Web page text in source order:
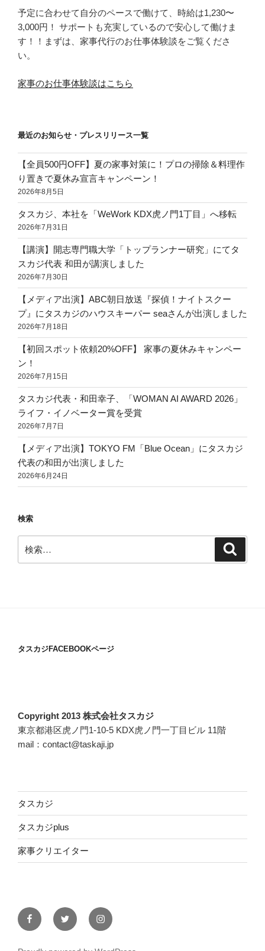
予定に合わせて自分のペースで働けて、時給は1,230〜
3,000円！ サポートも充実しているので安心して働けま
す！！まずは、家事代行のお仕事体験談をご覧くださ
い。
家事のお仕事体験談はこちら
最近のお知らせ・プレスリリース一覧
【全員500円OFF】夏の家事対策に！プロの掃除＆料理作
り置きで夏休み宣言キャンペーン！
2026年8月5日
タスカジ、本社を「WeWork KDX虎ノ門1丁目」へ移転
2026年7月31日
【講演】開志専門職大学「トップランナー研究」にてタ
スカジ代表 和田が講演しました
2026年7月30日
【メディア出演】ABC朝日放送『探偵！ナイトスクー
プ』にタスカジのハウスキーパー seaさんが出演しました
2026年7月18日
【初回スポット依頼20%OFF】 家事の夏休みキャンペー
ン！
2026年7月15日
タスカジ代表・和田幸子、「WOMAN AI AWARD 2026」
ライフ・イノベーター賞を受賞
2026年7月7日
【メディア出演】TOKYO FM「Blue Ocean」にタスカジ
代表の和田が出演しました
2026年6月24日
検索
索:
タスカジFACEBOOKページ
Copyright 2013 株式会社タスカジ
東京都港区虎ノ門1-10-5 KDX虎ノ門一丁目ビル 11階
mail：contact@taskaji.jp
タスカジ
タスカジplus
家事クリエイター
FacebookTwitter Instagram